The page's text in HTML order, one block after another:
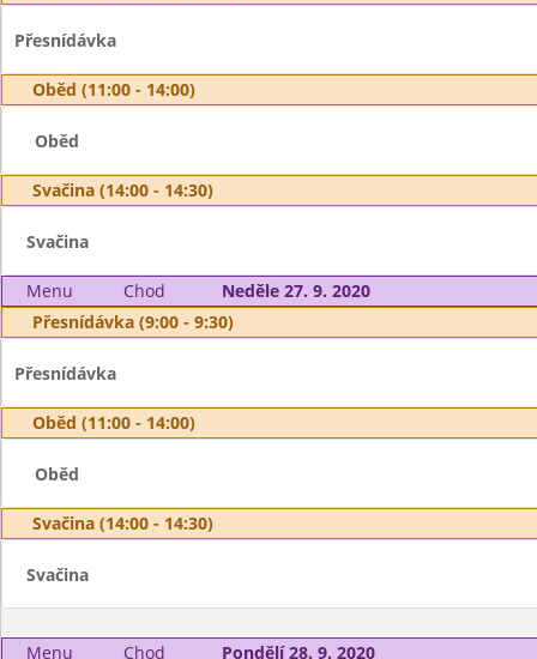
Přesnídávka
Oběd (11:00 - 14:00)
Oběd
Svačina (14:00 - 14:30)
Svačina
Menu Chod
Neděle 27. 9. 2020
Přesnídávka (9:00 - 9:30)
Přesnídávka
Oběd (11:00 - 14:00)
Oběd
Svačina (14:00 - 14:30)
Svačina
Menu Chod Pondělí 28. 9. 2020